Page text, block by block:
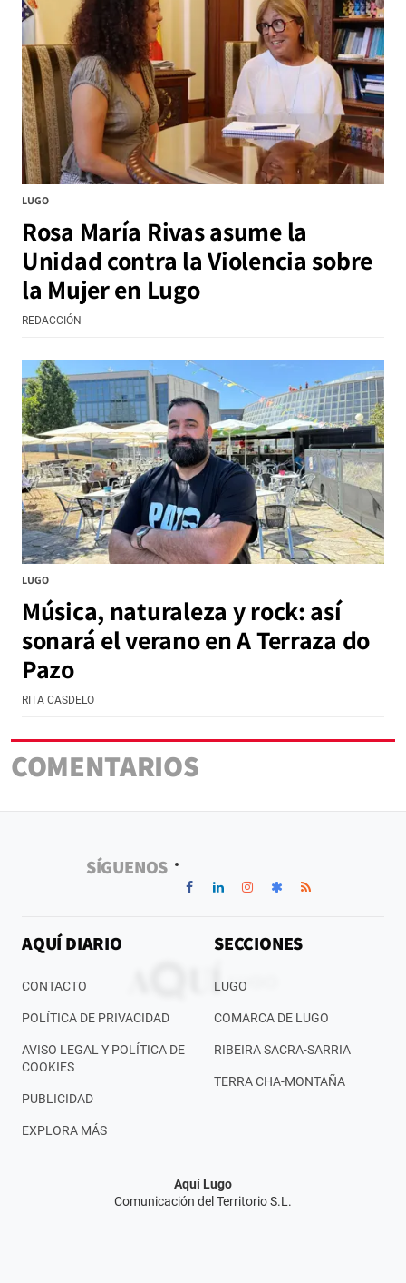
LUGO
Rosa María Rivas asume la
Unidad contra la Violencia sobre
la Mujer en Lugo
REDACCIÓN
LUGO
Música, naturaleza y rock: así
sonará el verano en A Terraza do
Pazo
RITA CASDELO
COMENTARIOS
SÍGUENOS
AQUÍ DIARIO
CONTACTO
POLÍTICA DE PRIVACIDAD
AVISO LEGAL Y POLÍTICA DE
COOKIES
PUBLICIDAD
EXPLORA MÁS
SECCIONES
LUGO
COMARCA DE LUGO
RIBEIRA SACRA-SARRIA
TERRA CHA-MONTAÑA
Aquí Lugo
Comunicación del Territorio S.L.